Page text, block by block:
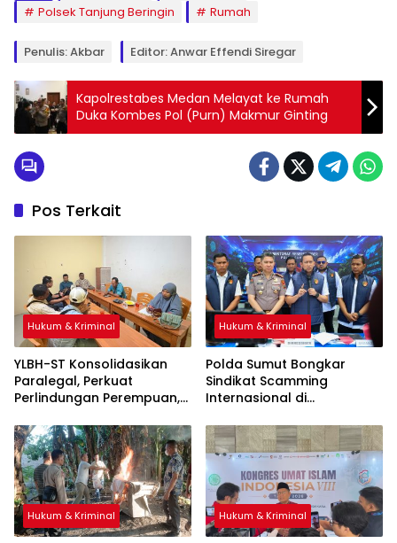
Polsek Tanjung Beringin
Rumah
Penulis: Akbar Editor: Anwar Effendi Siregar
Kapolrestabes Medan Melayat ke Rumah
Duka Kombes Pol (Purn) Makmur Ginting
Pos Terkait
Hukum & Kriminal
YLBH-ST Konsolidasikan
Paralegal, Perkuat
Perlindungan Perempuan,
Hukum & Kriminal
Polda Sumut Bongkar
Sindikat Scamming
Internasional di
Asal Kalimantan Rugi Rp6,7
Miliar
Hukum & Kriminal Hukum & Kriminal